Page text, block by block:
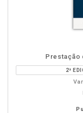
Prestação
2ª